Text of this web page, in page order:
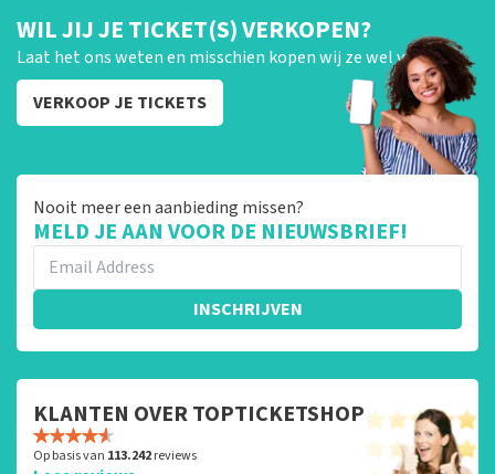
WIL JIJ JE TICKET(S) VERKOPEN?
Laat het ons weten en misschien kopen wij ze wel van je!
VERKOOP JE TICKETS
Nooit meer een aanbieding missen?
MELD JE AAN VOOR DE NIEUWSBRIEF!
INSCHRIJVEN
KLANTEN OVER TOPTICKETSHOP
Op basis van 113.242reviews